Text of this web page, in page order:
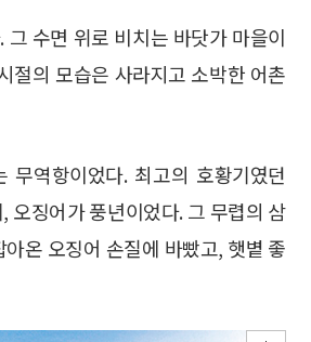
수면 위로 비치는 바닷가 마을이
절의 모습은 사라지고 소박한 어촌
역항이었다. 최고의 호황기였던
오징어가 풍년이었다. 그 무렵의 삼
온 오징어 손질에 바빴고, 햇볕 좋